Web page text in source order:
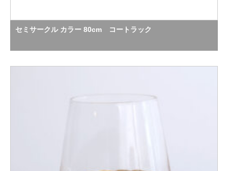
セミサークル カラー 80cm コートラック